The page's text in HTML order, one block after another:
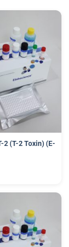
2 (T-2 Toxin) (E-